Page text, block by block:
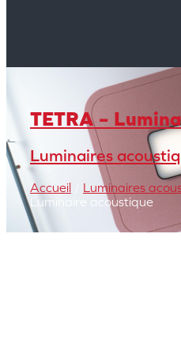
TETRA –
Luminaires
Accueil Luminaires
Luminaire acoustique